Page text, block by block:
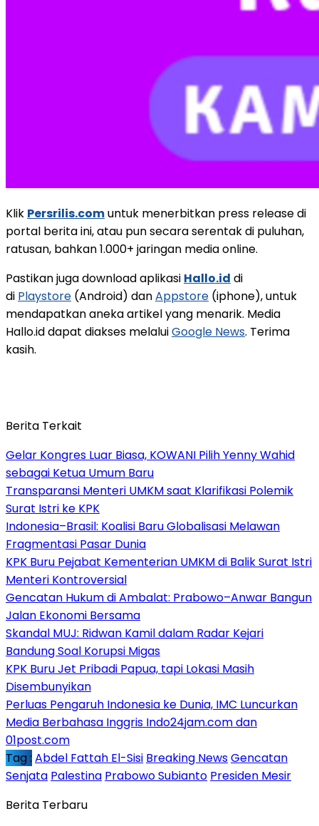
Klik Persrilis.comuntuk menerbitkan press release di
portal berita ini, atau pun secara serentak di puluhan,
ratusan, bahkan 1.000+ jaringan media online.
Pastikan juga download aplikasi Hallo.id di
di Playstore (Android) danAppstore (iphone), untuk
mendapatkan aneka artikel yang menarik. Media
Hallo.id dapat diakses melaluiGoogle News. Terima
kasih.
Berita Terkait
Gelar Kongres Luar Biasa, KOWANI Pilih Yenny Wahid
sebagai Ketua Umum Baru
Transparansi Menteri UMKM saat Klarifikasi Polemik
Surat Istri ke KPK
Indonesia–Brasil: Koalisi Baru Globalisasi Melawan
Fragmentasi Pasar Dunia
KPK Buru Pejabat Kementerian UMKM di Balik Surat Istri
Menteri Kontroversial
Gencatan Hukum di Ambalat: Prabowo–Anwar Bangun
Jalan Ekonomi Bersama
Skandal MUJ: Ridwan Kamil dalam Radar Kejari
Bandung Soal Korupsi Migas
KPK Buru Jet Pribadi Papua, tapi Lokasi Masih
Disembunyikan
Perluas Pengaruh Indonesia ke Dunia, IMC Luncurkan
Media Berbahasa Inggris Indo24jam.com dan
01post.com
Tag : Abdel Fattah El-Sisi Breaking NewsGencatan
Senjata Palestina Prabowo Subianto Presiden Mesir
Berita Terbaru